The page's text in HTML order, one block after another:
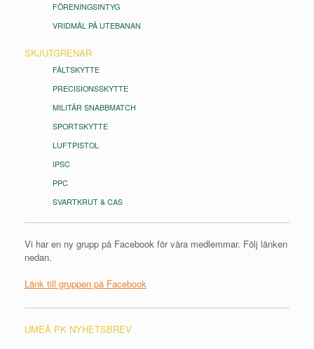
FÖRENINGSINTYG
VRIDMÅL PÅ UTEBANAN
SKJUTGRENAR
FÄLTSKYTTE
PRECISIONSSKYTTE
MILITÄR SNABBMATCH
SPORTSKYTTE
LUFTPISTOL
IPSC
PPC
SVARTKRUT & CAS
Vi har en ny grupp på Facebook för våra medlemmar. Följ länken
nedan.
Länk till gruppen på Facebook
UMEÅ PK NYHETSBREV